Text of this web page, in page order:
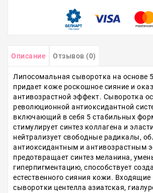
Описание Отзывов (0)
Липосомальная сыворотка на основе
придает коже роскошное сияние и
антивозрастной эффект. Сыворотка
революционной антиоксидантной
включающий в себя 5 стабильных
стимулирует синтез коллагена и
нейтрализует свободные радикалы,
антиоксидантным и антивозрастным
предотвращает синтез меланина,
гиперпигментацию, способствует
естественного сияния кожи. Входящие
сыворотки центелла азиатская,